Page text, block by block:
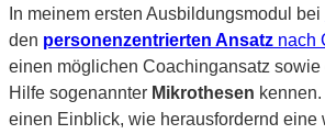
In meinem ersten Ausbildungsmodul bei
den personenzentrierten Ansatz nach
einen möglichen Coachingansatz
Hilfe sogenannter Mikrothesen
einen Einblick, wie herausfordernd eine